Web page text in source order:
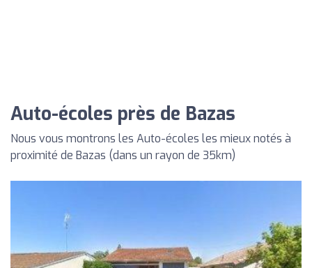
Auto-écoles près de Bazas
Nous vous montrons les Auto-écoles les mieux notés à
proximité de Bazas (dans un rayon de 35km)